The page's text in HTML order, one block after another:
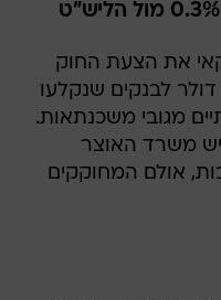
את הצעת החוק
700 מיליארד דולר לבנקים שנקלעו
מגובי משכנתאות.
משרד האוצר
אולם המחוקקים